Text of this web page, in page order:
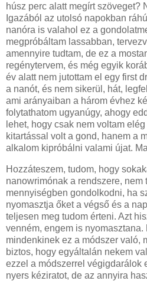
húsz perc alatt megírt szöveget?
Igazából az utolsó napokban
nanóra is valahol ez a
megpróbáltam lassabban,
amennyire tudtam, de ez a
regénytervem, és még egyik
év alatt nem jutottam el egy first
a nanót, és nem sikerül, hát,
ami arányaiban a három évhez
folytathatom ugyanúgy, ahogy
lehet, hogy csak nem voltam
kitartással volt a gond, hanem a
alkalom kipróbálni valami újat.
Hozzáteszem, tudom, hogy
nanowrimónak a rendszere, nem
mennyiségben gondolkodni, ha
nyomasztja őket a végső és a
teljesen meg tudom érteni. Azt
venném, engem is
mindenkinek ez a módszer való,
biztos, hogy egyáltalán nekem
ezzel a módszerrel végigdarálok
nyers kéziratot, de az annyira